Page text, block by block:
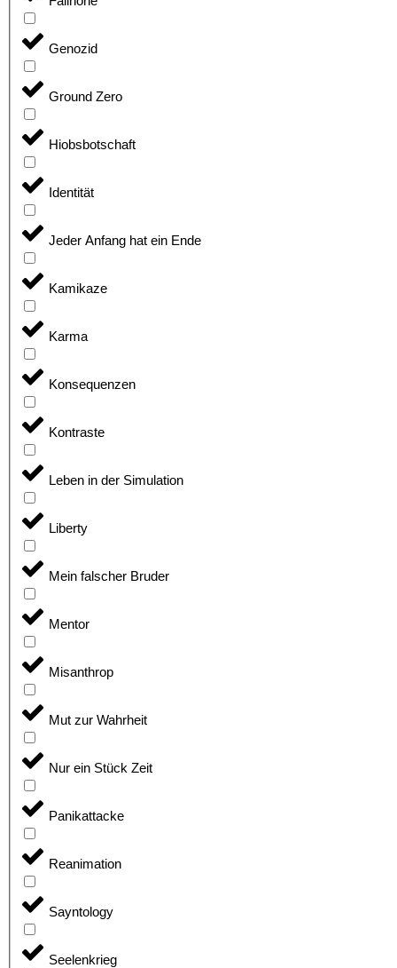
Genozid
Ground Zero
Hiobsbotschaft
Identität
Jeder Anfang hat ein Ende
Kamikaze
Karma
Konsequenzen
Kontraste
Leben in der Simulation
Liberty
Mein falscher Bruder
Mentor
Misanthrop
Mut zur Wahrheit
Nur ein Stück Zeit
Panikattacke
Reanimation
Sayntology
Seelenkrieg